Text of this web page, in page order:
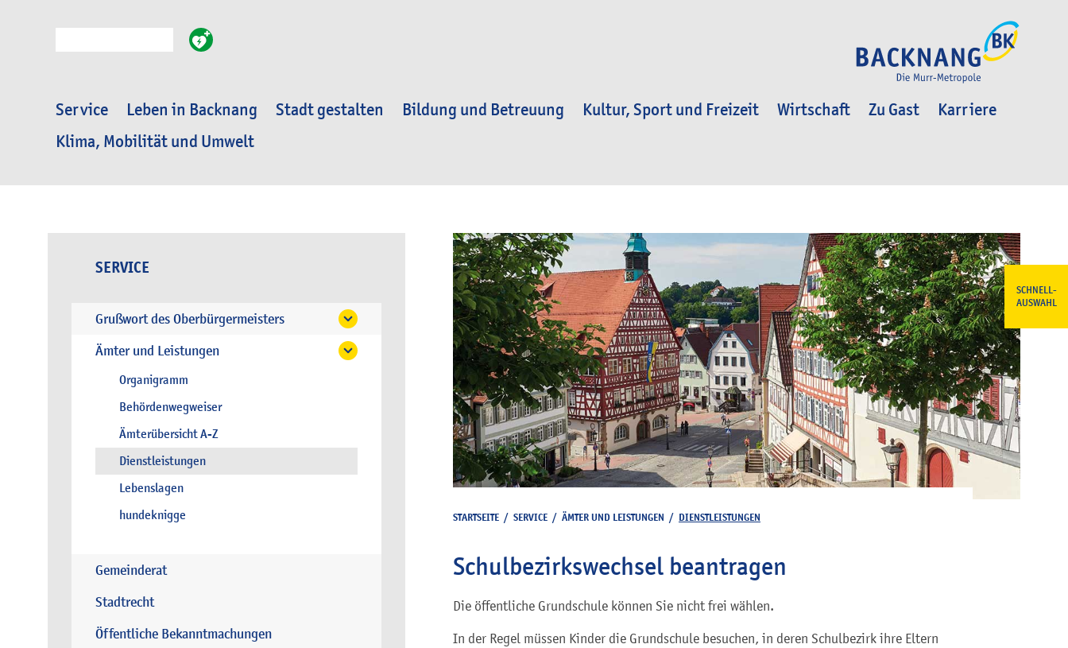
Service Leben in Backnang Stadt gestalten Bildung und Betreuung Kultur, Sport und Freizeit Wirtschaft Zu Gast
Karriere
Klima, Mobilität und Umwelt
SCHNELL-
AUSWAHL
SERVICE
Grußwort des Oberbürgermeisters
Ämter und Leistungen
Organigramm
Behördenwegweiser
Ämterübersicht A-Z
Dienstleistungen
Lebenslagen
hundeknigge
Gemeinderat
Stadtrecht
Öffentliche Bekanntmachungen
STARTSEITE / SERVICE / ÄMTER UND LEISTUNGEN / DIENSTLEISTUNGEN
Schulbezirkswechsel beantragen
Die öffentliche Grundschule können Sie nicht frei wählen.
In der Regel müssen Kinder die Grundschule besuchen, in deren Schulbezirk ihre Eltern